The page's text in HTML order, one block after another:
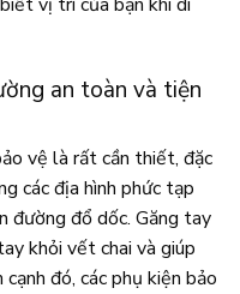
an toàn và tiện
vệ là rất cần thiết, đặc
các địa hình phức tạp
đường đổ dốc. Găng tay
khỏi vết chai và giúp
đó, các phụ kiện bảo